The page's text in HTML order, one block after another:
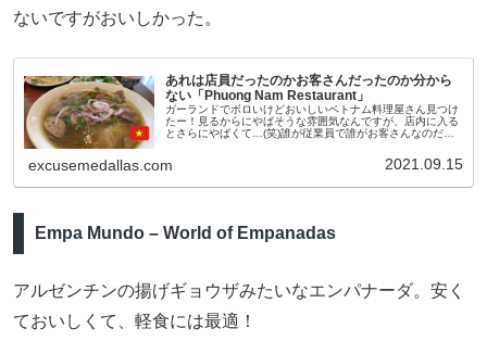
ないですがおいしかった。
あれは店員だったのかお客さんだったのか分から
ない「Phuong Nam Restaurant」
ガーランドでボロいけどおいしいベトナム料理屋さん見つけ
たー！見るからにやばそうな雰囲気なんですが、店内に入る
とさらにやばくて…(笑)誰が従業員で誰がお客さんなのだか
excusemedallas.com 2021.09.15
Empa Mundo – World of Empanadas
アルゼンチンの揚げギョウザみたいなエンパナーダ。安く
ておいしくて、軽食には最適！